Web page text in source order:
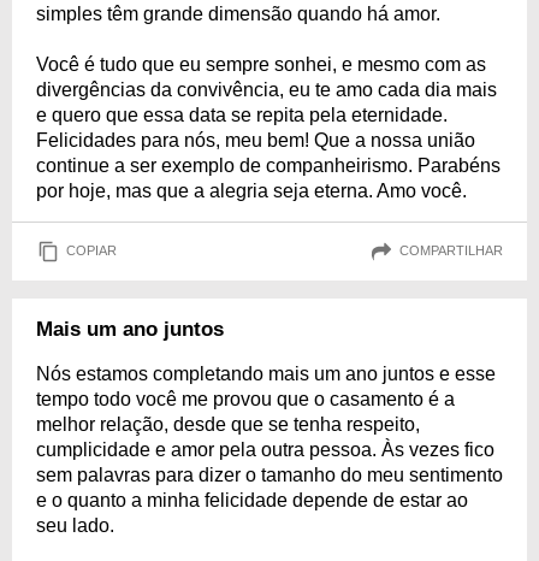
simples têm grande dimensão quando há amor.
Você é tudo que eu sempre sonhei, e mesmo com as
divergências da convivência, eu te amo cada dia mais
e quero que essa data se repita pela eternidade.
Felicidades para nós, meu bem! Que a nossa união
continue a ser exemplo de companheirismo. Parabéns
por hoje, mas que a alegria seja eterna. Amo você.
COPIAR COMPARTILHAR
Mais um ano juntos
Nós estamos completando mais um ano juntos e esse
tempo todo você me provou que o casamento é a
melhor relação, desde que se tenha respeito,
cumplicidade e amor pela outra pessoa. Às vezes fico
sem palavras para dizer o tamanho do meu sentimento
e o quanto a minha felicidade depende de estar ao
seu lado.